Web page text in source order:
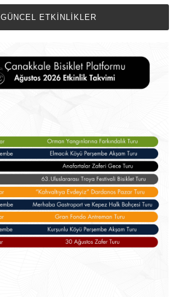
GÜNCEL ETKINLIKLER